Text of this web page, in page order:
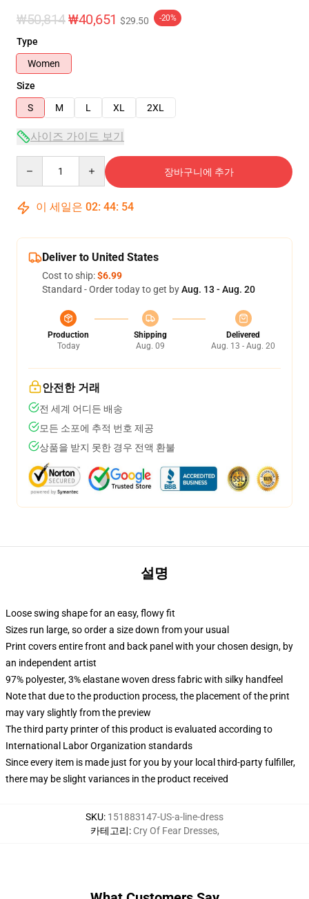
₩50,814₩40,651 $29.50 -20%
Type
Women
Size
S
M L XL 2XL
사이즈 가이드 보기
장바구니에 추가
이 세일은 02: 44: 54
Deliver to United States
Cost to ship:$6.99
Standard - Order today to get byAug. 13 - Aug. 20
Production
Today
Shipping
Aug. 09
Delivered
Aug. 13 - Aug. 20
안전한 거래
전 세계 어디든 배송
모든 소포에 추적 번호 제공
상품을 받지 못한 경우 전액 환불
설명
Loose swing shape for an easy, flowy fit
Sizes run large, so order a size down from your usual
Print covers entire front and back panel with your chosen design, by
an independent artist
97% polyester, 3% elastane woven dress fabric with silky handfeel
Note that due to the production process, the placement of the print
may vary slightly from the preview
The third party printer of this product is evaluated according to
International Labor Organization standards
Since every item is made just for you by your local third-party fulfiller,
there may be slight variances in the product received
SKU: 151883147-US-a-line-dress
카테고리: Cry Of Fear Dresses,